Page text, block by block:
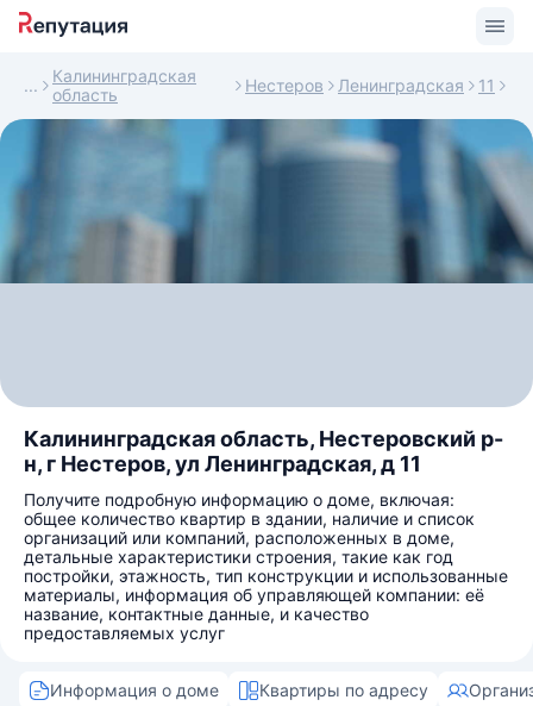
Калининградская
область
Нестеров Ленинградская 11
Калининградская область, Нестеровский р-
н, г Нестеров, ул Ленинградская, д 11
Получите подробную информацию о доме, включая:
общее количество квартир в здании, наличие и список
организаций или компаний, расположенных в доме,
детальные характеристики строения, такие как год
постройки, этажность, тип конструкции и использованные
материалы, информация об управляющей компании: её
название, контактные данные, и качество
предоставляемых услуг
Информация о доме Квартиры по адресу